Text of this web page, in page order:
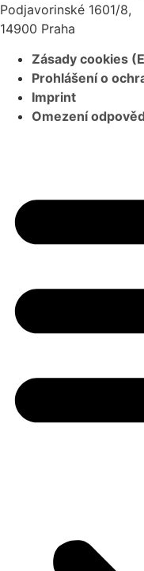
Podjavorinské 1601/8,
14900 Praha
Zásady cookies
Prohlášení o
Imprint
Omezení